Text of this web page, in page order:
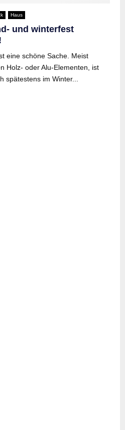
Haus
und winterfest
eine schöne Sache. Meist
Holz- oder Alu-Elementen, ist
spätestens im Winter...